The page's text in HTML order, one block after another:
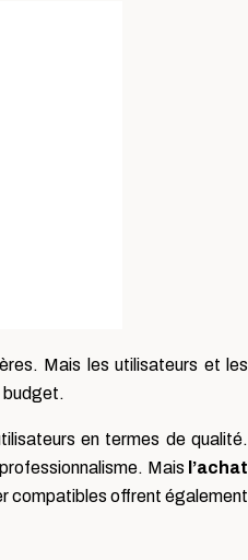
Mais les utilisateurs et les
budget.
en termes de qualité.
Mais l’achat
compatibles offrent également